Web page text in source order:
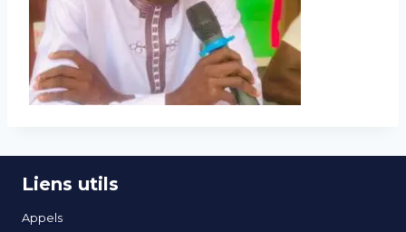
Liens utils
Appels